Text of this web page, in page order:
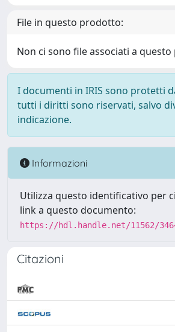
File in questo prodotto:
Non ci sono file associati a
I documenti in IRIS sono protetti
tutti i diritti sono riservati, salvo
indicazione.
Informazioni
Utilizza questo identificativo per
link a questo documento:
https://hdl.handle.net/11562/
Citazioni